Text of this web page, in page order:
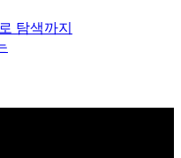
탐색까지